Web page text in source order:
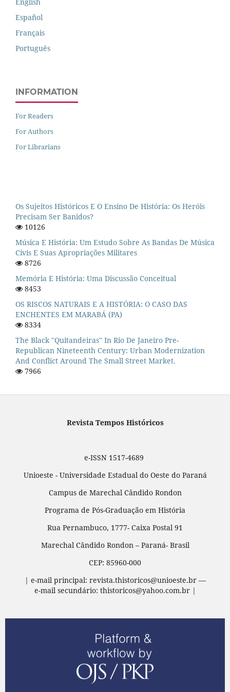
Español
Français
Português
INFORMATION
For Readers
For Authors
For Librarians
Os Sujeitos Históricos E O Ensino De História: Os Heróis
Precisam Ser Banidos?
10126
Música E História: Um Estudo Sobre As Bandas De Música
Civis E Suas Apropriações Militares
8726
Memória E História: Uma Discussão Conceitual
8453
OS RISCOS NATURAIS E A HISTÓRIA: O CASO DAS
ENCHENTES EM MARABÁ (PA)
8334
The Black "quitandeiras" In Rio De Janeiro Pre-
Republican Nineteenth Century: Urban Modernization
And Conflict Around The Small Street Market.
7966
Revista Tempos Históricos
e-ISSN 1517-4689
Unioeste - Universidade Estadual do Oeste do Paraná
Campus de Marechal Cândido Rondon
Programa de Pós-Graduação em História
Rua Pernambuco, 1777- Caixa Postal 91
Marechal Cândido Rondon – Paraná- Brasil
CEP: 85960-000
| e-mail principal: revista.thistoricos@unioeste.br —
e-mail secundário: thistoricos@yahoo.com.br |